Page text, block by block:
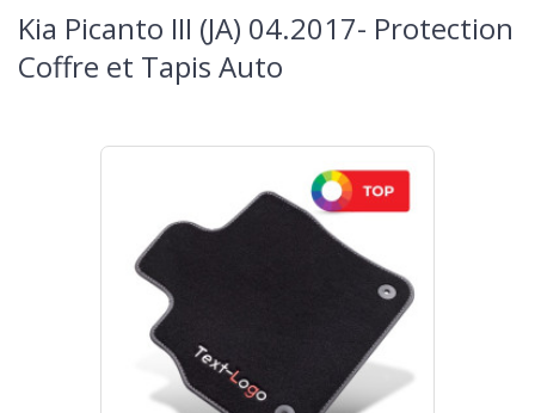
Kia Picanto III (JA) 04.2017- Protection
Coffre et Tapis Auto